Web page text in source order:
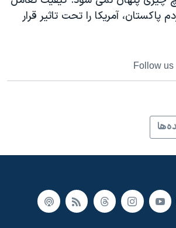
آمریکا را تحت تاثیر قرار
Follow us